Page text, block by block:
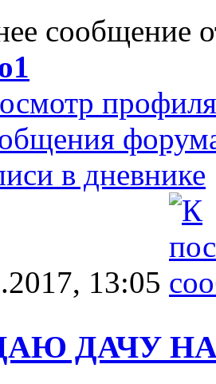
сообщение
профиля
в дневнике
13:05
ДАЧУ